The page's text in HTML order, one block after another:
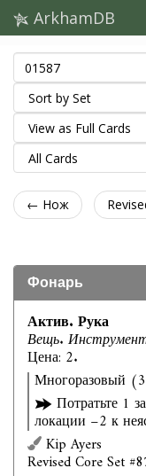
ArkhamDB
← Нож
Фонарь
Актив. Рука
Вещь.
Цена: 2.
Многоразовый (3
Потратьте 1
локации −2 к
Kip Ayers
Revised Core Set